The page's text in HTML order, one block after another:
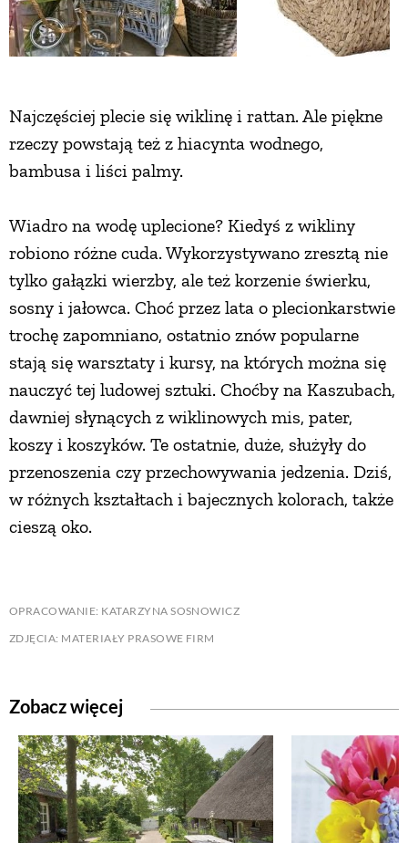
Najczęściej plecie się wiklinę i rattan. Ale piękne
rzeczy powstają też z hiacynta wodnego,
bambusa i liści palmy.
Wiadro na wodę uplecione? Kiedyś z wikliny
robiono różne cuda. Wykorzystywano zresztą nie
tylko gałązki wierzby, ale też korzenie świerku,
sosny i jałowca. Choć przez lata o plecionkarstwie
trochę zapomniano, ostatnio znów popularne
stają się warsztaty i kursy, na których można się
nauczyć tej ludowej sztuki. Choćby na Kaszubach,
dawniej słynących z wiklinowych mis, pater,
koszy i koszyków. Te ostatnie, duże, służyły do
przenoszenia czy przechowywania jedzenia. Dziś,
w różnych kształtach i bajecznych kolorach, także
cieszą oko.
OPRACOWANIE: KATARZYNA SOSNOWICZ
ZDJĘCIA: MATERIAŁY PRASOWE FIRM
Zobacz więcej
ZWIERZĘTA DOMOWE
GRZYBY
KRAJOBRAZ
RĘKODZIEŁO
RZEMIOSŁO
ZWYCZAJE
ZRÓB TO SAM
PRZEPISY
ZUPY
CIASTA I DESERY
DODATKI